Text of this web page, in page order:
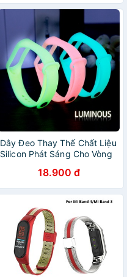
Dây Đeo Thay Thế Chất Liệu
Silicon Phát Sáng Cho Vòng
Mi Band 5 6 3 4 Mi Band 5
18.900 đ